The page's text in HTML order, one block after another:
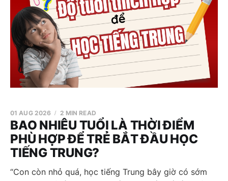
BAO NHIÊU TUỔI LÀ THỜI ĐIỂM
PHÙ HỢP ĐỂ TRẺ BẮT ĐẦU HỌC
TIẾNG TRUNG?
01 AUG 2026 2 MIN READ
“Con còn nhỏ quá, học tiếng Trung bây giờ có sớm